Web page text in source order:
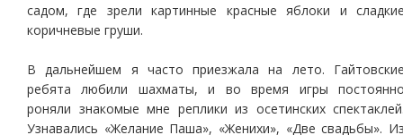
садом, где зрели картинные красные яблоки и
коричневые груши.
В дальнейшем я часто приезжала на лето.
ребята любили шахматы, и во время игры
роняли знакомые мне реплики из осетинских
Узнавались «Желание Паша», «Женихи», «Две свадьбы».